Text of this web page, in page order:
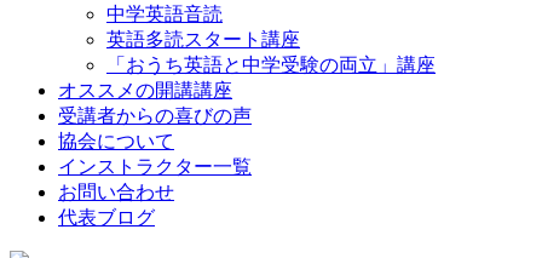
中学英語音読
英語多読スタート講座
「おうち英語と中学受験の両立」講座
オススメの開講講座
受講者からの喜びの声
協会について
インストラクター一覧
お問い合わせ
代表ブログ